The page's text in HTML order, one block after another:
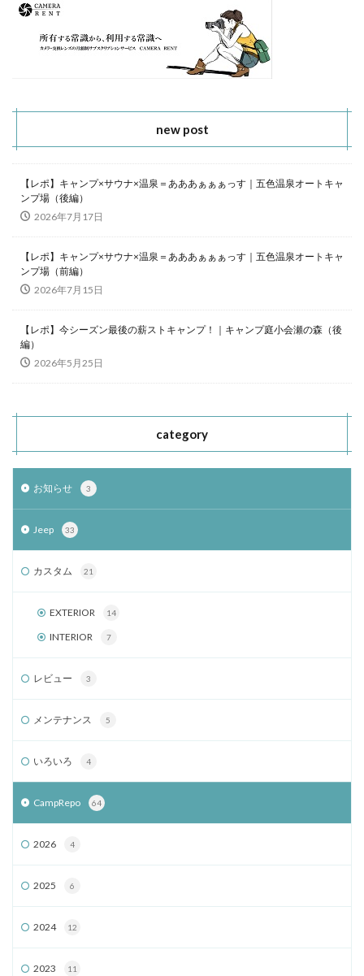
new post
【レポ】キャンプ×サウナ×温泉＝あああぁぁぁっす｜五色温泉オートキャ
ンプ場（後編）
2026年7月17日
【レポ】キャンプ×サウナ×温泉＝あああぁぁぁっす｜五色温泉オートキャ
ンプ場（前編）
2026年7月15日
【レポ】今シーズン最後の薪ストキャンプ！｜キャンプ庭小会瀬の森（後
編）
2026年5月25日
category
お知らせ 3
Jeep 33
カスタム 21
EXTERIOR 14
INTERIOR 7
レビュー 3
メンテナンス 5
いろいろ 4
CampRepo 64
2026 4
2025 6
2024 12
2023 11